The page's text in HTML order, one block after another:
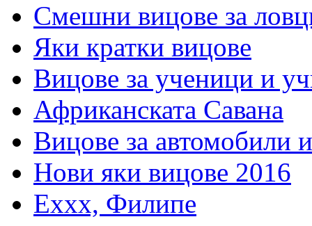
Смешни вицове за
Яки кратки вицове
Вицове за ученици и
Африканската Савана
Вицове за автомобили
Нови яки вицове 2016
Еххх, Филипе